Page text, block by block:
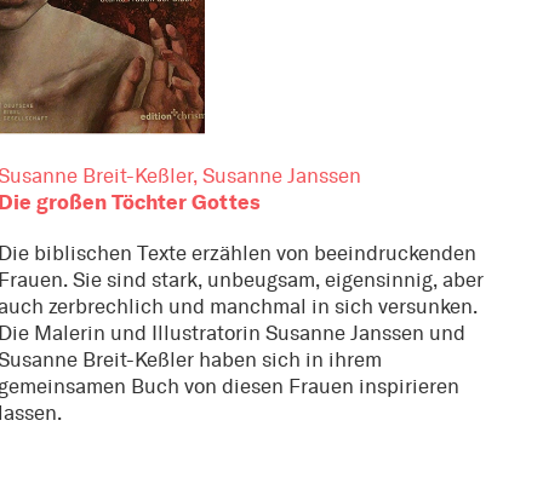
Breit-Keßler, Susanne Janssen
großen Töchter Gottes
biblischen Texte erzählen von beeindruckenden
Sie sind stark, unbeugsam, eigensinnig, aber
zerbrechlich und manchmal in sich versunken.
Malerin und Illustratorin Susanne Janssen und
Breit-Keßler haben sich in ihrem
Buch von diesen Frauen inspirieren